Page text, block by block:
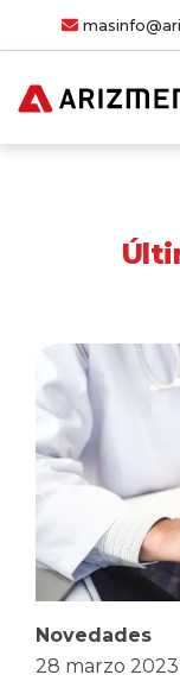
Novedades
28 marzo 2023